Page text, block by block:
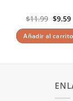
$11.99 El
era:
$9.59El
Añadir al carrito